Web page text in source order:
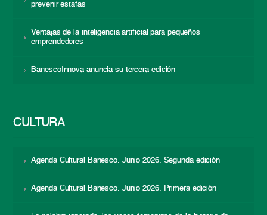
prevenir estafas
Ventajas de la inteligencia artificial para pequeños
emprendedores
BanescoInnova anuncia su tercera edición
CULTURA
Agenda Cultural Banesco. Junio 2026. Segunda edición
Agenda Cultural Banesco. Junio 2026. Primera edición